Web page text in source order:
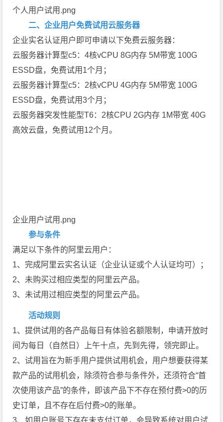
个人用户试用.png
二、企业用户免费试用云服务器
企业实名认证用户即可申请以下免费云服务器：
云服务器计算型c5：4核vCPU 8G内存 5M带宽 100G
ESSD盘，免费试用1个月；
云服务器计算型c5：2核vCPU 4G内存 5M带宽 100G
ESSD盘，免费试用3个月；
云服务器突发性能型T6：2核CPU 2G内存 1M带宽 40G
高效云盘，免费试用12个月。
企业用户试用.png
参与条件
满足以下条件的阿里云用户：
1、完成阿里云实名认证（企业认证或个人认证均可）；
2、未购买过相应类型的阿里云产品。
3、未试用过相应类型的阿里云产品。
活动规则
1、提供试用的各产品每日有体验名额限制，申请开放时
间为每日（自然日）上午十点，先到先得，领完即止。
2、试用旨在为新手用户提供试用机会，用户想要获得某
款产品的试用机会，除须符合参与条件外，还须符合“首
次使用该产品”的条件，即该产品下不存在预付费>0的历
史订单，且不存在后付费>0的账单。